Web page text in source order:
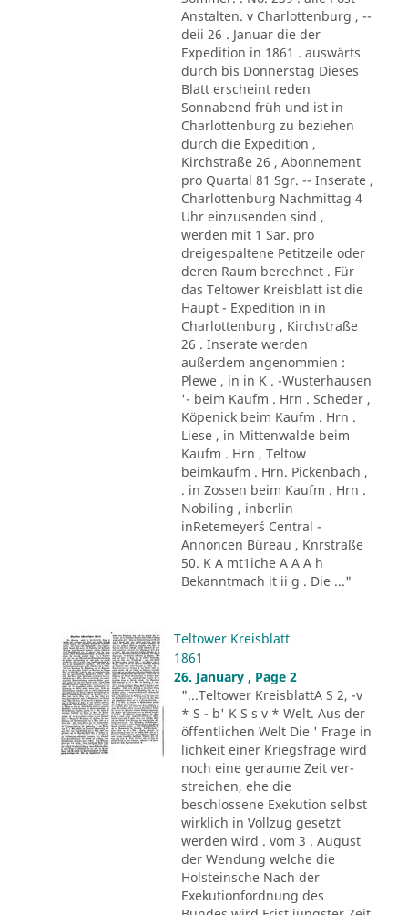
Anstalten. v Charlottenburg , --
deii 26 . Januar die der
Expedition in 1861 . auswärts
durch bis Donnerstag Dieses
Blatt erscheint reden
Sonnabend früh und ist in
Charlottenburg zu beziehen
durch die Expedition ,
Kirchstraße 26 , Abonnement
pro Quartal 81 Sgr. -- Inserate ,
Charlottenburg Nachmittag 4
Uhr einzusenden sind ,
werden mit 1 Sar. pro
dreigespaltene Petitzeile oder
deren Raum berechnet . Für
das Teltower Kreisblatt ist die
Haupt - Expedition in in
Charlottenburg , Kirchstraße
26 . Inserate werden
außerdem angenommien :
Plewe , in in K . -Wusterhausen
'- beim Kaufm . Hrn . Scheder ,
Köpenick beim Kaufm . Hrn .
Liese , in Mittenwalde beim
Kaufm . Hrn , Teltow
beimkaufm . Hrn. Pickenbach ,
. in Zossen beim Kaufm . Hrn .
Nobiling , inberlin
inRetemeyer´s Central -
Annoncen Büreau , Knrstraße
50. K A mt1iche A A A h
Bekanntmach it ii g . Die ..."
Teltower Kreisblatt
1861
26. January , Page 2
"...Teltower KreisblattA S 2, -v
* S - b' K S s v * Welt. Aus der
öffentlichen Welt Die ' Frage in
lichkeit einer Kriegsfrage wird
noch eine geraume Zeit ver-
streichen, ehe die
beschlossene Exekution selbst
wirklich in Vollzug gesetzt
werden wird . vom 3 . August
der Wendung welche die
Holsteinsche Nach der
Exekutionfordnung des